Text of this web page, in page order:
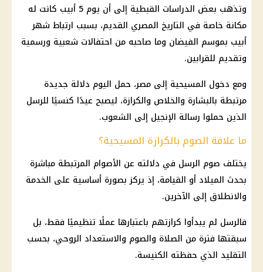
وتذهب بعض الدراسات القبطية إلى أن يوم 5 أبيب كانت له
مكانة خاصة في التاريخ المصري القديم، بسبب ارتباط شهر
أبيب بموسم الفيضان وما صاحبه من احتفالات شعبية ورسمية
وتقديم للقرابين.
ومع دخول المسيحية إلى مصر، حمل اليوم دلالة جديدة
مرتبطة بالبشارة والخلاص والكرازة، ليصبح عيدًا كنسيًا للرسل
الذين حملوا رسالة الإنجيل إلى الشعوب.
ما علاقة الصوم بالكرازة المسيحية؟
يختلف صوم الرسل في دلالته عن الأصوام المرتبطة مباشرة
بحدث الميلاد أو القيامة، إذ يركز بصورة أساسية على الخدمة
والانطلاق إلى الآخرين.
فالرسل لم يبدأوا كرازتهم باعتبارها عملًا تنظيميًا فقط، بل
سبقتها فترة من الصلاة والصوم والاستعداد الروحي، بحسب
التقليد الذي حفظته الكنيسة.